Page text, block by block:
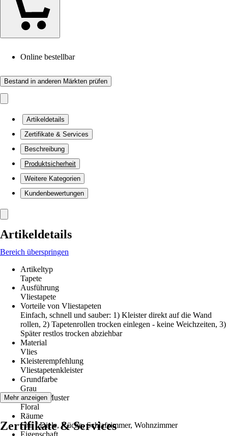
Online bestellbar
Bestand in anderen Märkten prüfen
Artikeldetails
Zertifikate & Services
Beschreibung
Produktsicherheit
Weitere Kategorien
Kundenbewertungen
Artikeldetails
Bereich überspringen
Artikeltyp
Tapete
Ausführung
Vliestapete
Vorteile von Vliestapeten
Einfach, schnell und sauber: 1) Kleister direkt auf die Wand
rollen, 2) Tapetenrollen trocken einlegen - keine Weichzeiten, 3)
Später restlos trocken abziehbar
Material
Vlies
Kleisterempfehlung
Vliestapetenkleister
Grundfarbe
Grau
Dekor / Muster
Floral
Räume
Flur / Diele, Küche, Schlafzimmer, Wohnzimmer
Eigenschaft
Mehr anzeigen
Zertifikate & Services